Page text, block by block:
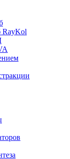
RayKol